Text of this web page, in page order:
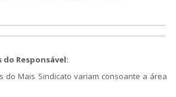
Responsável:
do Mais Sindicato variam consoante a área